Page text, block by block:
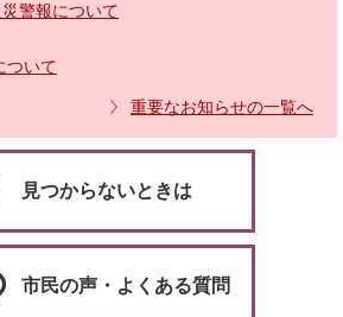
警報について
ついて
重要なお知らせの一覧へ
見つからないときは
市民の声・よくある質問